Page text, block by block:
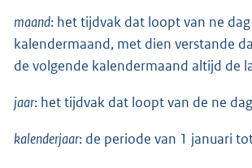
maand: het tijdvak dat loopt van ne
kalendermaand, met dien verstande
de volgende kalendermaand altijd de
jaar: het tijdvak dat loopt van de ne
kalenderjaar: de periode van 1 januari